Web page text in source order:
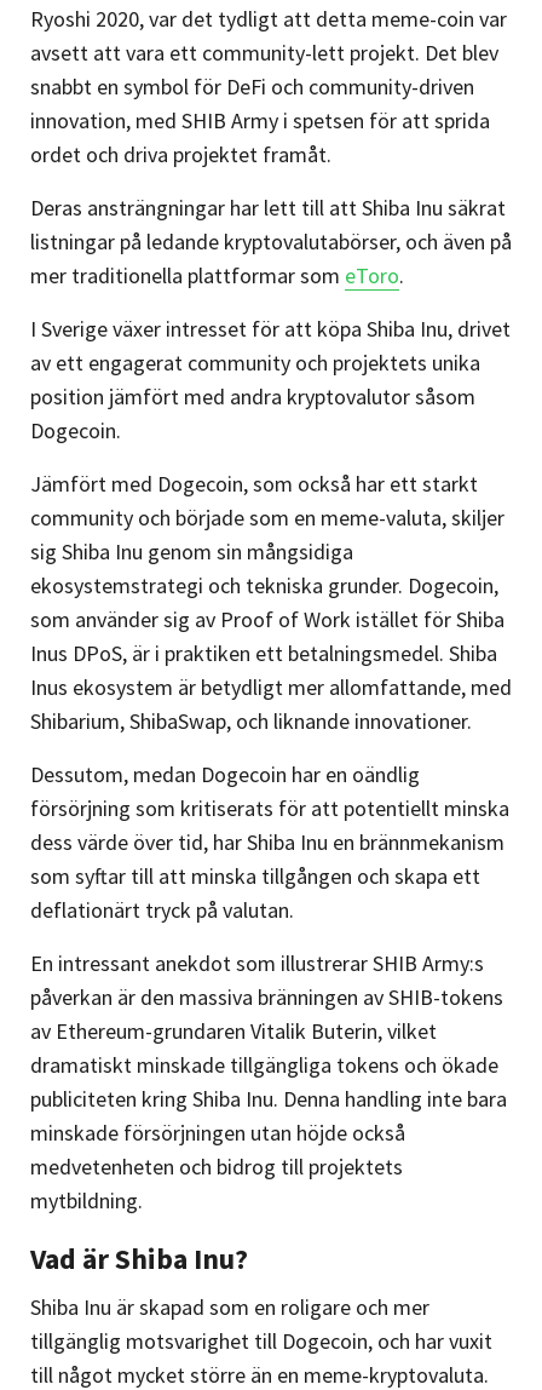
Ryoshi 2020, var det tydligt att detta meme-coin var
avsett att vara ett community-lett projekt. Det blev
snabbt en symbol för DeFi och community-driven
innovation, med SHIB Army i spetsen för att sprida
ordet och driva projektet framåt.
Deras ansträngningar har lett till att Shiba Inu säkrat
listningar på ledande kryptovalutabörser, och även på
mer traditionella plattformar som eToro​​.
I Sverige växer intresset för att köpa Shiba Inu, drivet
av ett engagerat community och projektets unika
position jämfört med andra kryptovalutor såsom
Dogecoin.
Jämfört med Dogecoin, som också har ett starkt
community och började som en meme-valuta, skiljer
sig Shiba Inu genom sin mångsidiga
ekosystemstrategi och tekniska grunder. Dogecoin,
som använder sig av Proof of Work istället för Shiba
Inus DPoS, är i praktiken ett betalningsmedel. Shiba
Inus ekosystem är betydligt mer allomfattande, med
Shibarium, ShibaSwap, och liknande innovationer.
Dessutom, medan Dogecoin har en oändlig
försörjning som kritiserats för att potentiellt minska
dess värde över tid, har Shiba Inu en brännmekanism
som syftar till att minska tillgången och skapa ett
deflationärt tryck på valutan​​.
En intressant anekdot som illustrerar SHIB Army:s
påverkan är den massiva bränningen av SHIB-tokens
av Ethereum-grundaren Vitalik Buterin, vilket
dramatiskt minskade tillgängliga tokens och ökade
publiciteten kring Shiba Inu. Denna handling inte bara
minskade försörjningen utan höjde också
medvetenheten och bidrog till projektets
mytbildning​​.
Vad är Shiba Inu?
Shiba Inu är skapad som en roligare och mer
tillgänglig motsvarighet till Dogecoin, och har vuxit
till något mycket större än en meme-kryptovaluta.